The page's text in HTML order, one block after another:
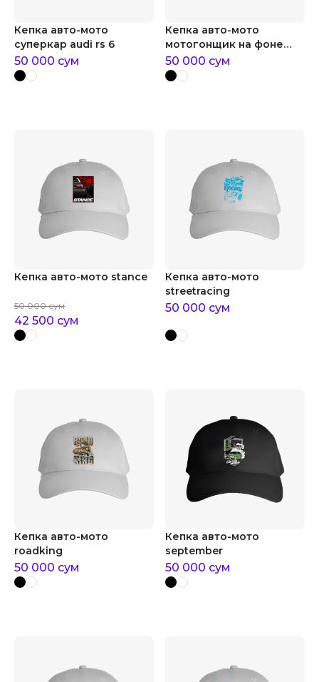
Кепка авто-мото
суперкар audi rs 6
50 000 сум
Кепка авто-мото
мотогонщик на фоне
спидометра
50 000 сум
Кепка авто-мото stance
50 000 сум
42 500 сум
Кепка авто-мото
streetracing
50 000 сум
Кепка авто-мото
roadking
50 000 сум
Кепка авто-мото
september
50 000 сум